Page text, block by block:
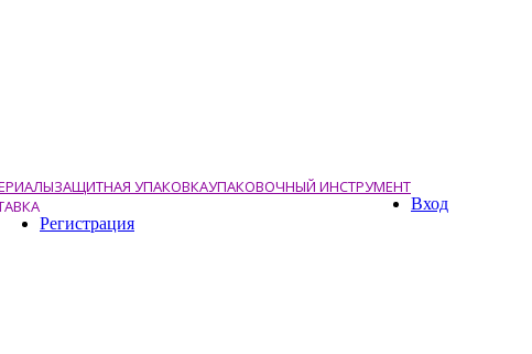
ЗАЩИТНАЯ УПАКОВКАУПАКОВОЧНЫЙ ИНСТРУМЕНТ
Вход
Регистрация